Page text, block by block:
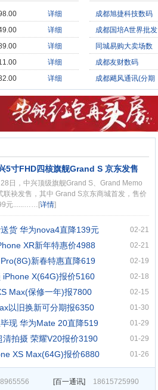
详细
详细
详细
详细
详细
成都旭捷科技数码
成都国培A世界批发
同城易购大卖场数
成都友财数码
成都飓风通讯(分期
5寸FHD四核旗舰Grand S 京东发售
日，中兴顶级旗舰Grand S、Grand Memo
联袂发售，其中 Grand S京东商城首发，售价
元......……[详情]
货 华为nova4直降139元 02-21
XR新年特惠价4988 02-21
新春特惠直降619 02-19
iPhone X(64G)报价5160 02-18
Max(保修一年)报7800 02-15
以旧换新可分期报6350 01-30
现 华为Mate 20直降519 01-29
清拍摄 荣耀V20报价3190 01-29
XS Max(64G)报价6880 01-26
[百一通讯]
18615725990